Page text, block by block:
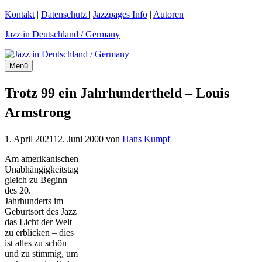
Zum
springen
Kontakt | Datenschutz | Jazzpages Info | Autoren
Jazz in Deutschland / Germany
Menü
Trotz 99 ein Jahrhundertheld – Louis
Armstrong
1. April 202112. Juni 2000 von Hans Kumpf
Am amerikanischen
Unabhängigkeitstag
gleich zu Beginn
des 20.
Jahrhunderts im
Geburtsort des Jazz
das Licht der Welt
zu erblicken – dies
ist alles zu schön
und zu stimmig, um